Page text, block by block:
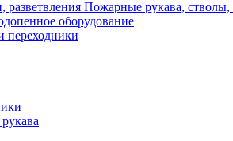
Пожарные рукава, стволы,
оборудование
переходники